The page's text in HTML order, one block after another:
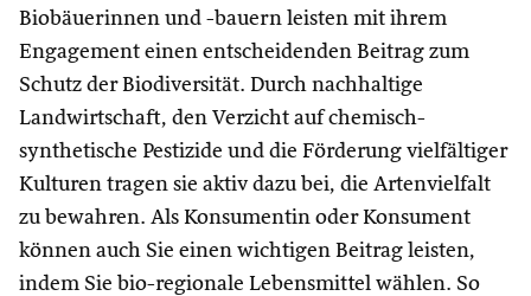
Biobäuerinnen und -bauern leisten mit ihrem
Engagement einen entscheidenden Beitrag zum
Schutz der Biodiversität. Durch nachhaltige
Landwirtschaft, den Verzicht auf chemisch-
synthetische Pestizide und die Förderung vielfältiger
Kulturen tragen sie aktiv dazu bei, die Artenvielfalt
zu bewahren. Als Konsumentin oder Konsument
können auch Sie einen wichtigen Beitrag leisten,
indem Sie bio-regionale Lebensmittel wählen. So